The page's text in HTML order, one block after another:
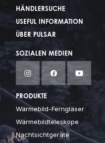
HÄNDLERSUCHE
USEFUL INFORMATION
ÜBER PULSAR
SOZIALEN MEDIEN
PRODUKTE
Wärmebild-Ferngläser
Wärmebildteleskope
Nachtsichtgeräte